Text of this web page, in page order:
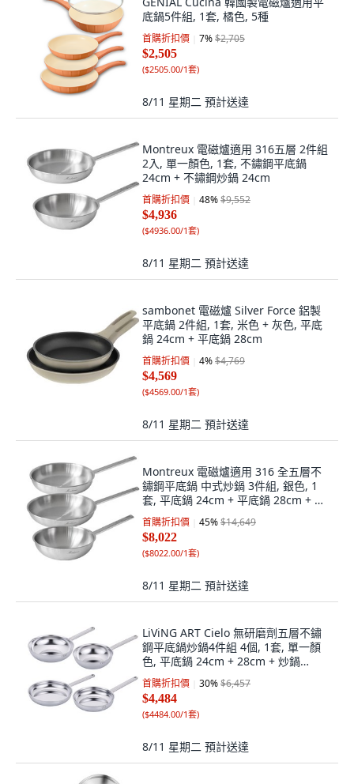
底鍋5件組, 1套, 橘色, 5種
首購折扣價 7%$2,705
$2,505
($2505.00/1套)
8/11 星期二 預計送達
Montreux 電磁爐適用 316五層 2件組
2入, 單一顏色, 1套, 不鏽鋼平底鍋
24cm + 不鏽鋼炒鍋 24cm
首購折扣價 48%$9,552
$4,936
($4936.00/1套)
8/11 星期二 預計送達
sambonet 電磁爐 Silver Force 鋁製
平底鍋 2件組, 1套, 米色 + 灰色, 平底
鍋 24cm + 平底鍋 28cm
首購折扣價 4%$4,769
$4,569
($4569.00/1套)
8/11 星期二 預計送達
Montreux 電磁爐適用 316 全五層不
鏽鋼平底鍋 中式炒鍋 3件組, 銀色, 1
套, 平底鍋 24cm + 平底鍋 28cm + 中
式炒鍋 24cm
首購折扣價 45%$14,649
$8,022
($8022.00/1套)
8/11 星期二 預計送達
LiViNG ART Cielo 無研磨劑五層不鏽
鋼平底鍋炒鍋4件組 4個, 1套, 單一顏
色, 平底鍋 24cm + 28cm + 炒鍋
24cm + 28cm
首購折扣價 30%$6,457
$4,484
($4484.00/1套)
8/11 星期二 預計送達